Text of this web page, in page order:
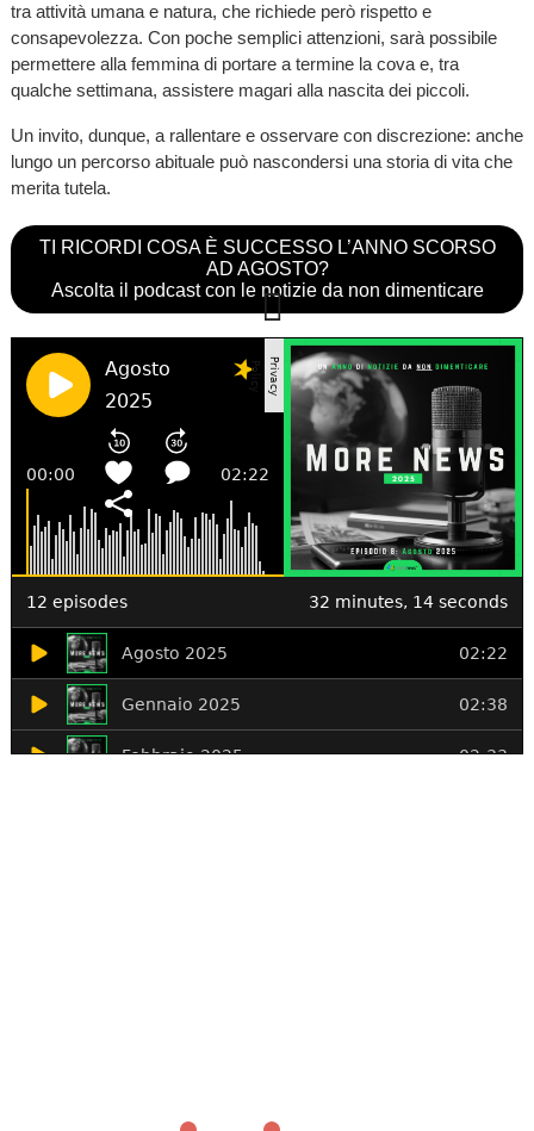
tra attività umana e natura, che richiede però rispetto e
consapevolezza. Con poche semplici attenzioni, sarà possibile
permettere alla femmina di portare a termine la cova e, tra
qualche settimana, assistere magari alla nascita dei piccoli.
Un invito, dunque, a rallentare e osservare con discrezione: anche
lungo un percorso abituale può nascondersi una storia di vita che
merita tutela.
TI RICORDI COSA È SUCCESSO L’ANNO SCORSO
AD AGOSTO?
Ascolta il podcast con le notizie da non dimenticare